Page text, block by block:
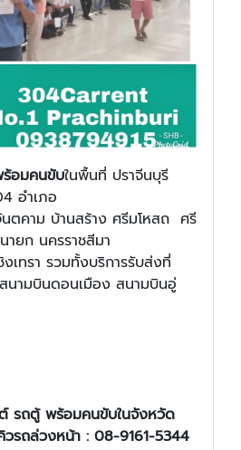
ร้อมคนขับในพื้นที่ ปราจีนบุรี
อำเภอ
ตคาม บ้านสร้าง ศรีมโหสถ ศรี
ายก นครราชสีมา
งเทรา รวมทั้งบริการรับส่งที่
ามบินดอนเมือง สนามบินอู่
รถตู้ พร้อมคนขับในจังหวัด
วรถล่วงหน้า : 08-9161-5344